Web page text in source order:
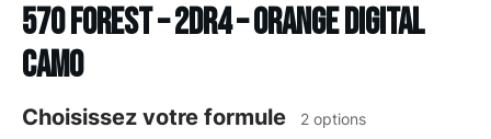
570 FOREST – 2DR4 – ORANGE DIGITAL
CAMO
Choisissez votre formule 2 options